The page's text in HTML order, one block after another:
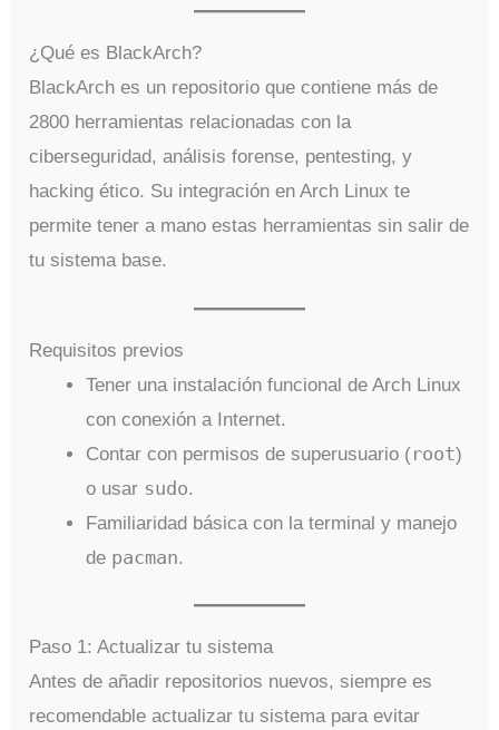
¿Qué es BlackArch?
BlackArch es un repositorio que contiene más de
2800 herramientas relacionadas con la
ciberseguridad, análisis forense, pentesting, y
hacking ético. Su integración en Arch Linux te
permite tener a mano estas herramientas sin salir de
tu sistema base.
Requisitos previos
Tener una instalación funcional de Arch Linux
con conexión a Internet.
Contar con permisos de superusuario (root)
o usar sudo.
Familiaridad básica con la terminal y manejo
de pacman.
Paso 1: Actualizar tu sistema
Antes de añadir repositorios nuevos, siempre es
recomendable actualizar tu sistema para evitar